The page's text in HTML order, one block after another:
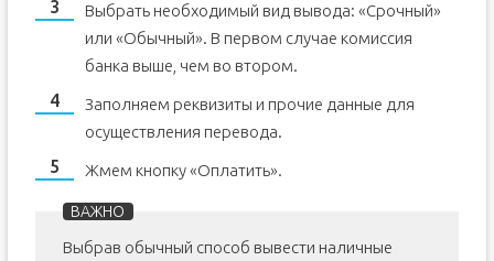
Выбрать необходимый вид вывода: «Срочный»
или «Обычный». В первом случае комиссия
банка выше, чем во втором.
Заполняем реквизиты и прочие данные для
осуществления перевода.
Жмем кнопку «Оплатить».
Выбрав обычный способ вывести наличные